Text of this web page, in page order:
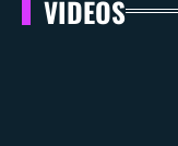
VIDEOS